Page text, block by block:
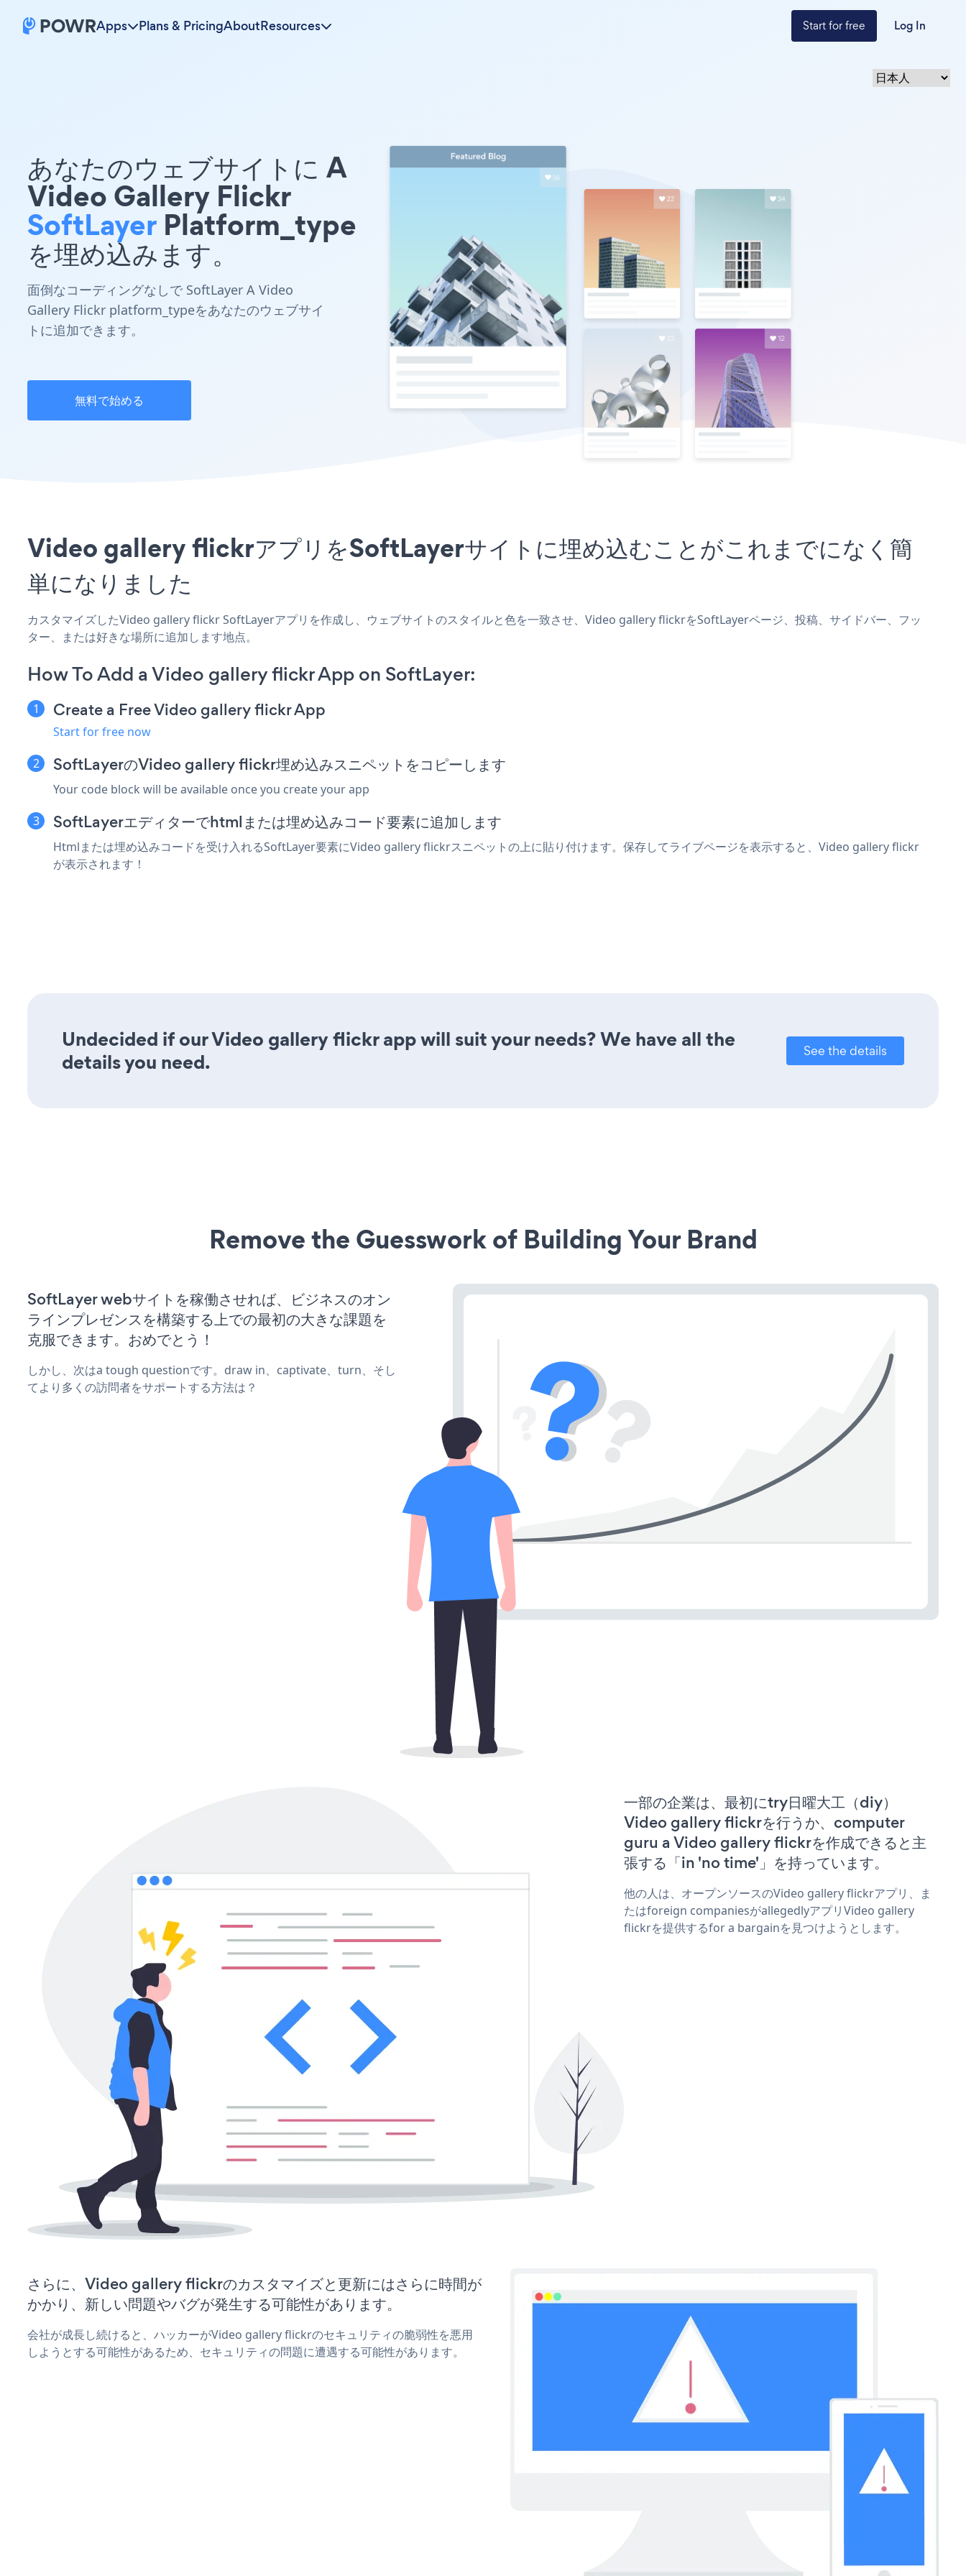
Apps Plans & PricingAboutResources Start for free Log In
あなたのウェブサイトに A
Video Gallery Flickr
SoftLayer Platform_type
を埋め込みます。
面倒なコーディングなしで SoftLayer A Video
Gallery Flickr platform_typeをあなたのウェブサイ
トに追加できます。
無料で始める
Video gallery flickrアプリをSoftLayerサイトに埋め込むことがこれまでになく簡
単になりました
カスタマイズしたVideo gallery flickr SoftLayerアプリを作成し、ウェブサイトのスタイルと色を一致させ、Video gallery flickrをSoftLayerページ、投稿、サイドバー、フッ
ター、または好きな場所に追加します地点。
How To Add a Video gallery flickr App on SoftLayer:
Create a Free Video gallery flickr App
Start for free now
SoftLayerのVideo gallery flickr埋め込みスニペットをコピーします
Your code block will be available once you create your app
SoftLayerエディターでhtmlまたは埋め込みコード要素に追加します
Htmlまたは埋め込みコードを受け入れるSoftLayer要素にVideo gallery flickrスニペットの上に貼り付けます。保存してライブページを表示すると、Video gallery flickr
が表示されます！
Undecided if our Video gallery flickr app will suit your needs? We have all the
details you need.
See the details
Remove the Guesswork of Building Your Brand
SoftLayer webサイトを稼働させれば、ビジネスのオン
ラインプレゼンスを構築する上での最初の大きな課題を
克服できます。おめでとう！
しかし、次はa tough questionです。draw in、captivate、turn、そし
てより多くの訪問者をサポートする方法は？
一部の企業は、最初にtry日曜大工（diy）
Video gallery flickrを行うか、computer
guru a Video gallery flickrを作成できると主
張する「in 'no time'」を持っています。
他の人は、オープンソースのVideo gallery flickrアプリ、ま
たはforeign companiesがallegedlyアプリVideo gallery
flickrを提供するfor a bargainを見つけようとします。
さらに、Video gallery flickrのカスタマイズと更新にはさらに時間が
かかり、新しい問題やバグが発生する可能性があります。
会社が成長し続けると、ハッカーがVideo gallery flickrのセキュリティの脆弱性を悪用
しようとする可能性があるため、セキュリティの問題に遭遇する可能性があります。